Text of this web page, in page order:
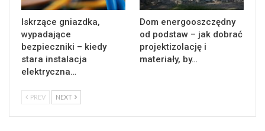
Iskrzące gniazdka,
wypadające
bezpieczniki – kiedy
stara instalacja
elektryczna…
Dom energooszczędny
od podstaw – jak dobrać
projektizolację i
materiały, by…
PREV NEXT